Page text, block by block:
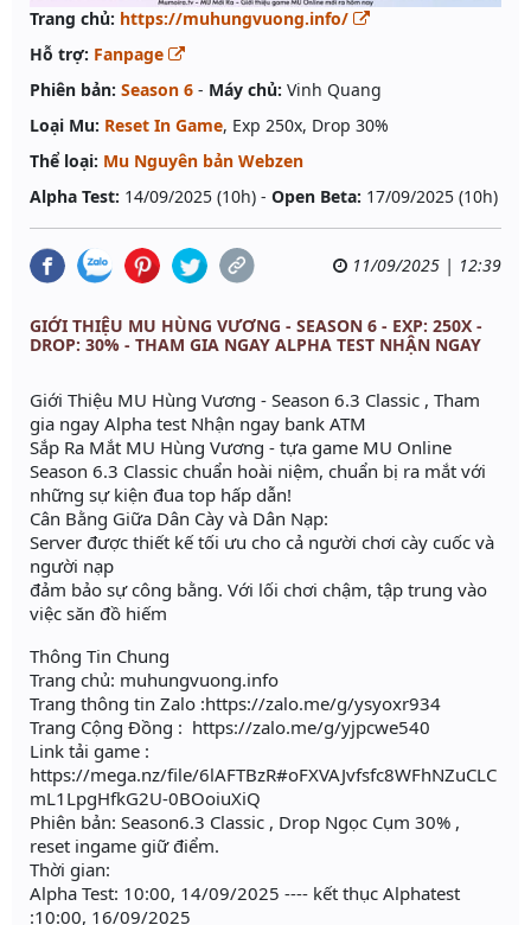
Trang chủ: https://muhungvuong.info/
Hỗ trợ: Fanpage
Phiên bản: Season 6 - Máy chủ: Vinh Quang
Loại Mu: Reset In Game, Exp 250x, Drop 30%
Thể loại: Mu Nguyên bản Webzen
Alpha Test: 14/09/2025 (10h) - Open Beta: 17/09/2025 (10h)
11/09/2025 | 12:39
GIỚI THIỆU MU HÙNG VƯƠNG - SEASON 6 - EXP: 250X -
DROP: 30% - THAM GIA NGAY ALPHA TEST NHẬN NGAY
Giới Thiệu MU Hùng Vương - Season 6.3 Classic , Tham
gia ngay Alpha test Nhận ngay bank ATM
Sắp Ra Mắt MU Hùng Vương - tựa game MU Online
Season 6.3 Classic chuẩn hoài niệm, chuẩn bị ra mắt với
những sự kiện đua top hấp dẫn!
Cân Bằng Giữa Dân Cày và Dân Nạp:
Server được thiết kế tối ưu cho cả người chơi cày cuốc và
người nạp
đảm bảo sự công bằng. Với lối chơi chậm, tập trung vào
việc săn đồ hiếm
Thông Tin Chung
Trang chủ: muhungvuong.info
Trang thông tin Zalo :https://zalo.me/g/ysyoxr934
Trang Cộng Đồng : https://zalo.me/g/yjpcwe540
Link tải game :
https://mega.nz/file/6lAFTBzR#oFXVAJvfsfc8WFhNZuCLC
mL1LpgHfkG2U-0BOoiuXiQ
Phiên bản: Season6.3 Classic , Drop Ngọc Cụm 30% ,
reset ingame giữ điểm.
Thời gian:
Alpha Test: 10:00, 14/09/2025 ---- kết thục Alphatest
:10:00, 16/09/2025